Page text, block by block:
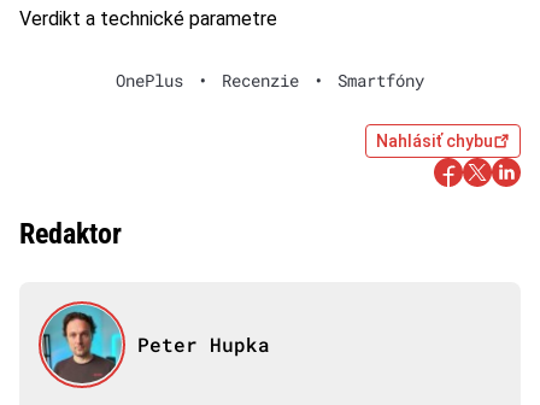
Verdikt a technické parametre
OnePlus • Recenzie • Smartfóny
Nahlásiť chybu
Redaktor
Peter Hupka